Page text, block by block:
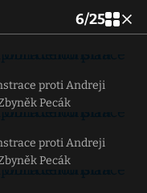
6/25
proti Andreji
Pecák
proti Andreji
Pecák